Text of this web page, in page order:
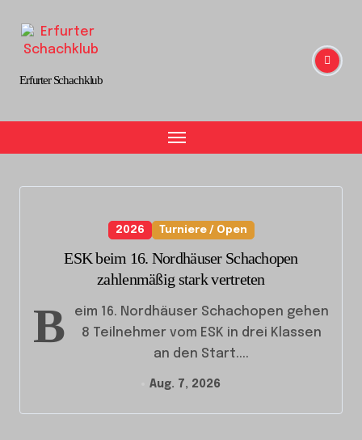
content
Erfurter Schachklub
2026 Turniere / Open
ESK beim 16. Nordhäuser Schachopen
zahlenmäßig stark vertreten
B
eim 16. Nordhäuser Schachopen gehen
8 Teilnehmer vom ESK in drei Klassen
an den Start....
Aug. 7, 2026